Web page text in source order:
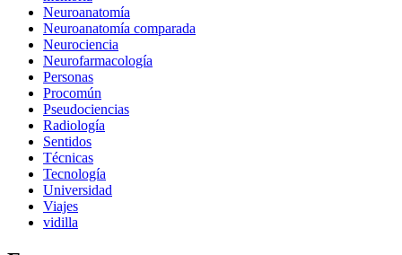
Neuroanatomía
Neuroanatomía comparada
Neurociencia
Neurofarmacología
Personas
Procomún
Pseudociencias
Radiología
Sentidos
Técnicas
Tecnología
Universidad
Viajes
vidilla